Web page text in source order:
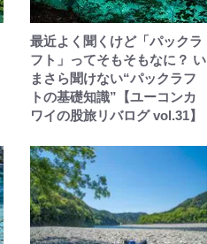
最近よく聞くけど「パックラ
フト」ってそもそもなに？ い
まさら聞けない“パックラフ
トの基礎知識”【ユーコンカ
ワイの股旅リバログ vol.31】